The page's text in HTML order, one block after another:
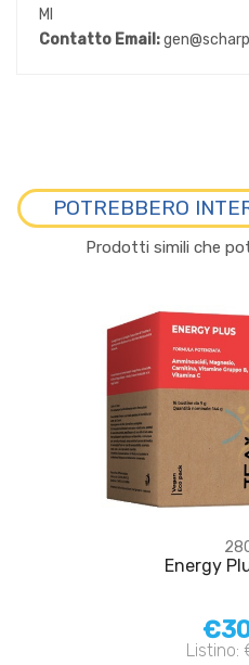
MI
Contatto Email:
POTREBBERO
Prodotti simili che
Energy
Listino: